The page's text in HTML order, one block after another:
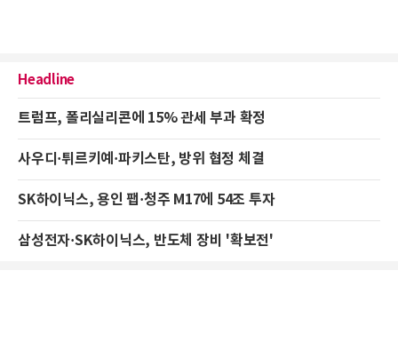
Headline
트럼프, 폴리실리콘에 15% 관세 부과 확정
사우디·튀르키예·파키스탄, 방위 협정 체결
SK하이닉스, 용인 팹·청주 M17에 54조 투자
삼성전자·SK하이닉스, 반도체 장비 '확보전'